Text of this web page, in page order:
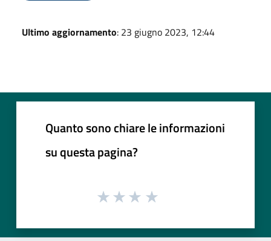
Ultimo aggiornamento: 23 giugno 2023, 12:44
Quanto sono chiare le informazioni
su questa pagina?